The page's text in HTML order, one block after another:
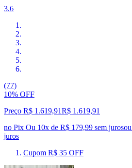
3.6
(77)
10% OFF
Preço R$ 1.619,91R$ 1.619,91
no Pix Ou 10x de R$ 179,99 sem jurosou
juros
Cupom R$ 35 OFF